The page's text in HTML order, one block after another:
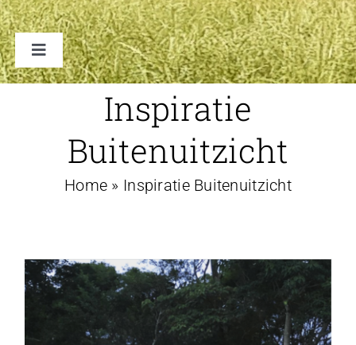
Toggle
Navigation
ACCESSOIRES
CONTACT
Inspiratie
Buitenuitzicht
Home » Inspiratie Buitenuitzicht